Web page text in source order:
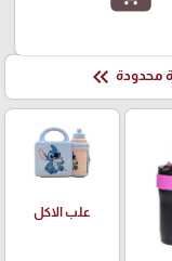
محدودة keyboard_double_arrow_left
علب الاكل